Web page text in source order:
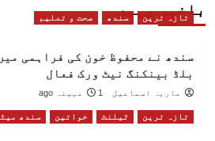
باخبر رہیں
تازہ ترین سندھ صحت و تعلیم
سندھ نے محفوظ خون کی فراہمی
بلڈ بینکنگ نیٹ ورک فعال
ماریہ اسماعیل 1 مہینہ ago
تازہ ترین ٹیلنٹ خواتین سندھ